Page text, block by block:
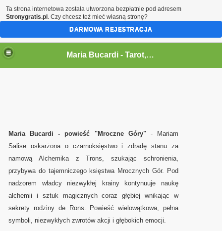
Maria Bucardi,magia,tarot,jasnowidz,rytualy,czary,terapeutka
Maria Bucardi - Tarot,wrozka,wrozba,wrozenie,magia milosna,jasnowidz,rytualy magiczne,karty,talizmany,amulety,wampiry en
Maria Bucardi - powieść "Mroczne Góry" - Mariam
Salise oskarżona o czarnoksięstwo i zdradę stanu za
namową Alchemika z Trons, szukając schronienia,
przybywa do tajemniczego księstwa Mrocznych Gór. Pod
nadzorem władcy niezwykłej krainy kontynuuje naukę
alchemii i sztuk magicznych coraz głębiej wnikając w
sekrety rodziny de Rons. Powieść wielowątkowa, pełna
symboli, niezwykłych zwrotów akcji i głębokich emocji.
Ta strona internetowa została utworzona bezpłatnie pod adresem
Stronygratis.pl . Czy chcesz też mieć własną stronę?
DARMOWA REJESTRACJA